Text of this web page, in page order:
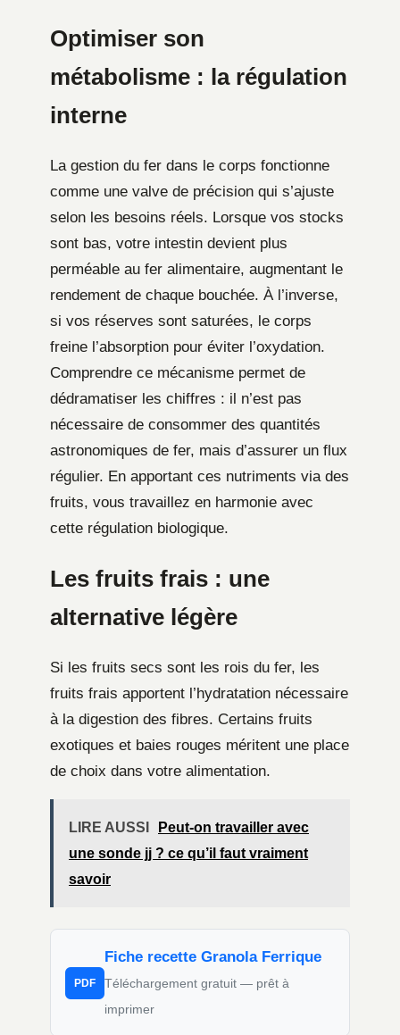
Optimiser son
métabolisme : la régulation
interne
La gestion du fer dans le corps fonctionne
comme une valve de précision qui s’ajuste
selon les besoins réels. Lorsque vos stocks
sont bas, votre intestin devient plus
perméable au fer alimentaire, augmentant le
rendement de chaque bouchée. À l’inverse,
si vos réserves sont saturées, le corps
freine l’absorption pour éviter l’oxydation.
Comprendre ce mécanisme permet de
dédramatiser les chiffres : il n’est pas
nécessaire de consommer des quantités
astronomiques de fer, mais d’assurer un flux
régulier. En apportant ces nutriments via des
fruits, vous travaillez en harmonie avec
cette régulation biologique.
Les fruits frais : une
alternative légère
Si les fruits secs sont les rois du fer, les
fruits frais apportent l’hydratation nécessaire
à la digestion des fibres. Certains fruits
exotiques et baies rouges méritent une place
de choix dans votre alimentation.
LIRE AUSSI
Peut-on travailler avec
une sonde jj ? ce qu’il faut vraiment
savoir
PDF
Fiche recette Granola Ferrique
Téléchargement gratuit — prêt à
imprimer